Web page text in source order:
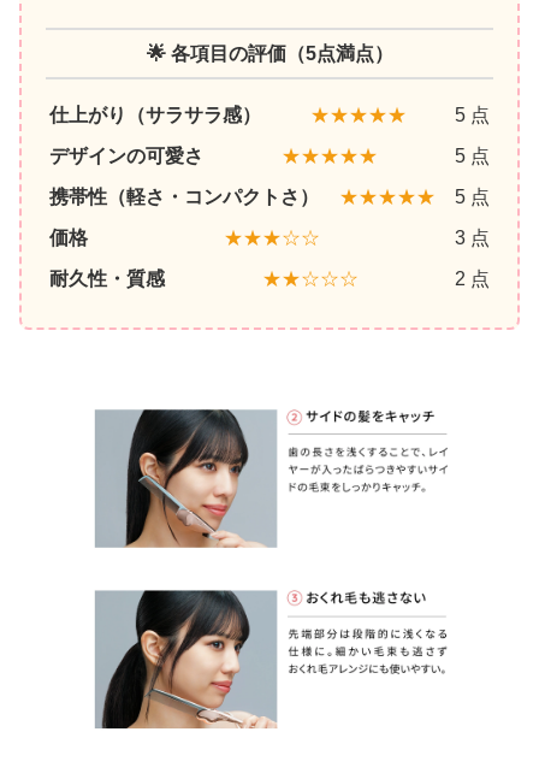
🌟 各項目の評価（5点満点）
仕上がり（サラサラ感） ★★★★★
5 点
デザインの可愛さ
★★★★★
5 点
携帯性（軽さ・コンパクトさ）
★★★★★
5 点
価格
★★★☆☆
3 点
耐久性・質感
★★☆☆☆ 2 点